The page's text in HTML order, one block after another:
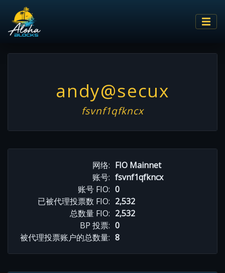
andy@secux
fsvnf1qfkncx
网络: FIO Mainnet
账号: fsvnf1qfkncx
账号 FIO: 0
已被代理投票数 FIO: 2,532
总数量 FIO: 2,532
BP 投票: 0
被代理投票账户的总数量: 8